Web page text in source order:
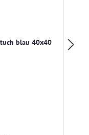
blau 40x40